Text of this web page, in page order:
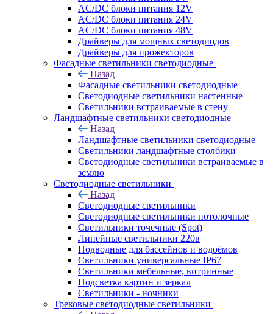
AC/DC блоки питания 12V
AC/DC блоки питания 24V
AC/DC блоки питания 48V
Драйверы для мощных светодиодов
Драйверы для прожекторов
Фасадные светильники светодиодные
Назад
Фасадные светильники светодиодные
Светодиодные светильники настенные
Светильники встраиваемые в стену
Ландшафтные светильники светодиодные
Назад
Ландшафтные светильники светодиодные
Светильники ландшафтные столбики
Светодиодные светильники встраиваемые в
землю
Светодиодные светильники
Назад
Светодиодные светильники
Светодиодные светильники потолочные
Светильники точечные (Spot)
Линейные светильники 220в
Подводные для бассейнов и водоёмов
Светильники универсальные IP67
Светильники мебельные, витринные
Подсветка картин и зеркал
Светильники - ночники
Трековые светодиодные светильники